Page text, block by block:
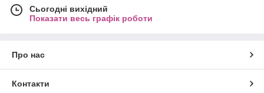
Сьогодні вихідний
Показати весь графік роботи
Про нас
Контакти